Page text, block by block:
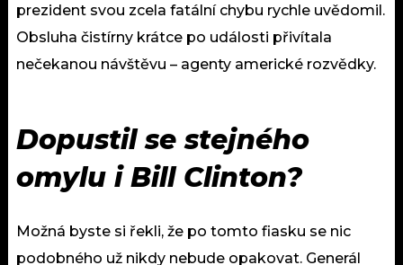
prezident svou zcela fatální chybu rychle uvědomil.
Obsluha čistírny krátce po události přivítala
nečekanou návštěvu – agenty americké rozvědky.
Dopustil se stejného
omylu i Bill Clinton?
Možná byste si řekli, že po tomto fiasku se nic
podobného už nikdy nebude opakovat. Generál